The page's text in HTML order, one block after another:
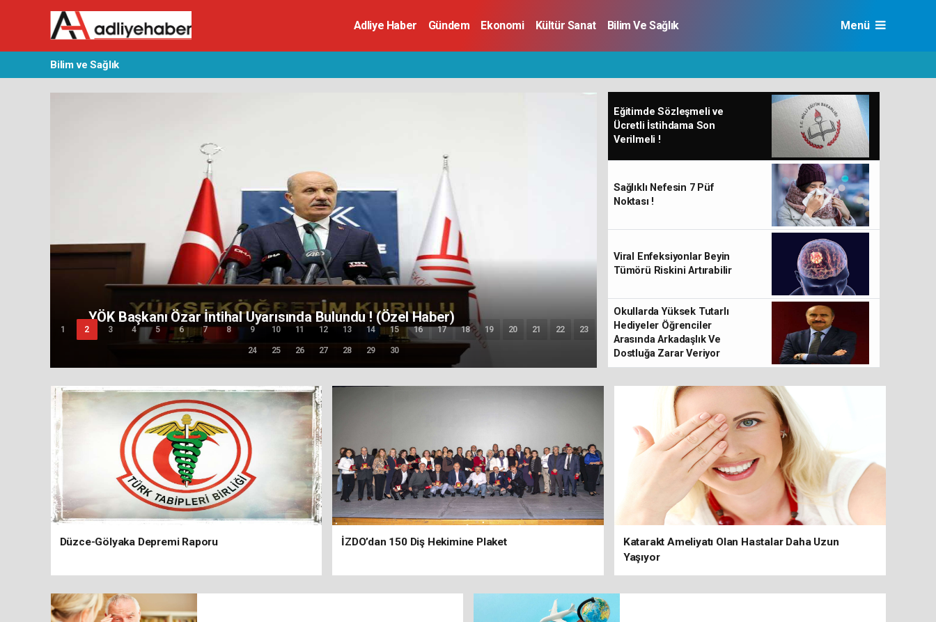
Adliye Haber Gündem Ekonomi Kültür Sanat Bilim Ve Sağlık Menü
Bilim ve Sağlık
Özel Muayenehane Hekimleri Sağlık Bakanlığı’nı Protesto Etti ! Yalnızlık Hissi Gençleri Nasıl Etkiliyor
1 2 3 4 5 6 7 8 9 10 11 12 13 14 15 16 17 18 19 20 21 22 23
24 25 26 27 28 29 30
Eğitimde Sözleşmeli ve
Ücretli İstihdama Son
Verilmeli !
Sağlıklı Nefesin 7 Püf
Noktası !
Viral Enfeksiyonlar Beyin
Tümörü Riskini Artırabilir
Okullarda Yüksek Tutarlı
Hediyeler Öğrenciler
Arasında Arkadaşlık Ve
Dostluğa Zarar Veriyor
Düzce-Gölyaka Depremi Raporu İZDO’dan 150 Diş Hekimine Plaket
Katarakt Ameliyatı Olan Hastalar Daha Uzun
Yaşıyor